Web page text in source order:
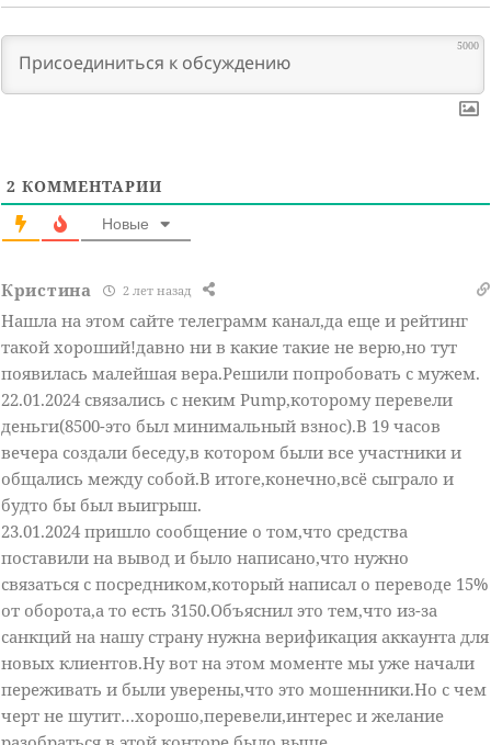
5000
2 КОММЕНТАРИИ
Новые
Кристина 2 лет назад
Нашла на этом сайте телеграмм канал,да еще и рейтинг
такой хороший!давно ни в какие такие не верю,но тут
появилась малейшая вера.Решили попробовать с мужем.
22.01.2024 связались с неким Pump,которому перевели
деньги(8500-это был минимальный взнос).В 19 часов
вечера создали беседу,в котором были все участники и
общались между собой.В итоге,конечно,всё сыграло и
будто бы был выигрыш.
23.01.2024 пришло сообщение о том,что средства
поставили на вывод и было написано,что нужно
связаться с посредником,который написал о переводе 15%
от оборота,а то есть 3150.Объяснил это тем,что из-за
санкций на нашу страну нужна верификация аккаунта для
новых клиентов.Ну вот на этом моменте мы уже начали
переживать и были уверены,что это мошенники.Но с чем
черт не шутит…хорошо,перевели,интерес и желание